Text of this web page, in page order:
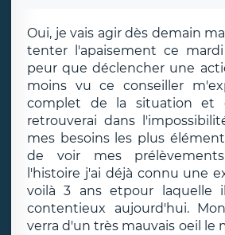
Oui, je vais agir dès demain
tenter l'apaisement ce
peur que déclencher une
moins vu ce conseiller
complet de la situation et
retrouverai dans
mes besoins les plus
de voir mes
l'histoire j'ai déjà connu une
voilà 3 ans etpour laquelle
contentieux aujourd'hui.
verra d'un très mauvais oeil le